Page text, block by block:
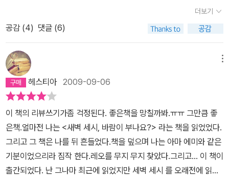
같은 건 만들어내지 않아요. 일관성이 있다고나 할까요. 영석 번의 파
도는 멀리서 보면 서로 다른 것 같기도 하지만 늘 같은 목적지를 향하
사랑해달라‘는 요구를 계속한다.이에 레오는 결국 파멜라와 보스톤으
로 가 버리고 만다.파멜라에게 열심히 노력하는 레오지만, 이게 사랑
에서 오는 것이 아니라는 것을 파멜라는 육감적으로 느꼈다.그래서
결국 그 둘을 헤어지게 된다.그 덕분에 에미와 만나 인연이 이루어 진
다.첫 번째 이야기를 읽고는 다음권을 빨리 읽어봐야겠다는 생각에
에미와 레오의 실제 외모에 대해 상상할 겨를이 없었다.이번 두 권을
통해 둘 외모를 유추할 수 있었다.
갖추게 되었다. 그 과정에서 상대적으로 좀 더 용감한 건 에미였다. 그
녀에게 불어오는 북풍은 도저히 감당해내기 어려운 것이 되어버렸다.
그러나...'새벽 세시'의 결말은 참 허탈했다. 두고두고 회자될 기막힌
결말이었다. 그러나 현실적이었다. 그 속편이라 할 수 있는 '일곱번째
파도'의 결말은 대체로 흡족하다. 현실에서 그럴 수 있다고 보기엔 설
레고 두려운, 그래서 비현실적이다. 나는 이 결말을 환상이라 말해야
겠다. 이 책 '일곱번째 파도'의 결말에 대해 궁금증이 있었고 그만큼
두근거리며 아껴 읽었다. 그래서 나는 간단히 말하자면, 결말이 마음
에 들지 않는다,고 말할 수 있다. 이런 환상을 심어주다니, 작가가 살
짝 얄밉다. 전편의 설렘이 사라지는 느낌이다. 일곱번째 파도는 어차
피 실재하지 않는 것이라 했다. 하지만 그렇기 때문에 우리는 일곱번
째 파도 같은 걸 꿈꾼다. 실재하지 않는 것이기에 '조용한 외부세계'에
상황인지, 입장인지, 내가 뭘 원하는지 말고 당신 자신이 어떠한지에
솔직해지라는 요구 말이다. 레오가 잘 해내지는 못했지만. 에미가 훨
씬 지혜로웠다. 감정적이긴 했지만 그렇기에 제일 중요한 질문을 놓
치지 않았던 것이다.'일곱번째 파도'라는 제목의 의미도 은은하게 좋
았다. 여섯 번의 파도가 지나간 뒤 계산하지도 못하고 들이닥치는 일
곱 번째 파도를 맞닥드릴 때의 우리를, 나 자신을 상상해 본다. 당당히
맞설 수 있을까? 도망가지 않을 수 있을까? 위기를 기회로 만들어버
릴 수 있을까?다른 리뷰들에서는 전편보다 못했다는 반응을 접했던
것 같은데, 나로서는 이번 이야기가 더 좋았다. 절반까지는 전편이 더
좋았는데 후반부가 이 책을 더 마음에 들게 했다. 그러니까 에미, 그녀
가 참 마음에 든다. 레오가 여전히 멋있기도 하지만.신선하고, 무엇보
다도 로맨틱한 소설이었다. 그게 참 마음에 든다. 제목도, 일러스트도,
맥 쪽으로 방향을 꺾는 바로 그 지점.' 우리가 두번째 만났을 때 당신
이 우연히 건드린 곳이죠. 그 지점은 나의 궁극적인 에미 감각점으로
남았어요. 유효기간은 무한대.-337-338쪽
더보기
공감 (4) 댓글 (6)
헤스티아2009-09-06
이 책의 리뷰쓰기가좀 걱정된다. 좋은책을 망칠까봐.ㅠㅠ 그만큼 좋
은책.얼마전 나는 <새벽 세시, 바람이 부나요?> 라는 책을 읽었었다.
그리고 그 책은 나를 뒤 흔들었다.책을 덮으며 나는 아마 에미와 같은
기분이었으리라 짐작 한다.레오를 무지 무지 찾았다.그리고... 이 책이
출간되었다. 난 그나마 최근에 읽었지만 세벽 세시 를 오래전에 읽은